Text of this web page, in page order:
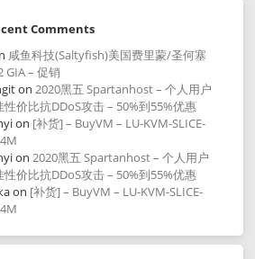
Comments
咸鱼科技(Saltyfish)美国费里蒙/圣何塞
GIA – 促销
on2020黑五 Spartanhost – 个人用户
性价比抗DDoS攻击 – 50%到55%优惠
on [补货] – BuyVM – LU-KVM-SLICE-
on2020黑五 Spartanhost – 个人用户
性价比抗DDoS攻击 – 50%到55%优惠
on [补货] – BuyVM – LU-KVM-SLICE-